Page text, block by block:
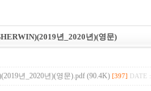
년_2020년)(영문)
년_2020년)(영문).pdf (90.4K) [397] DATE